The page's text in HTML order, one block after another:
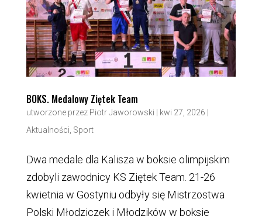
BOKS. Medalowy Ziętek Team
utworzone przez Piotr Jaworowski kwi 27, 2026
Aktualności, Sport
Dwa medale dla Kalisza w boksie olimpijskim
zdobyli zawodnicy KS Ziętek Team. 21-26
kwietnia w Gostyniu odbyły się Mistrzostwa
Polski Młodziczek i Młodzików w boksie